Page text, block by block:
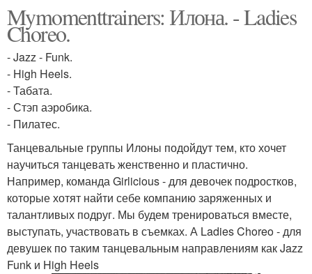
Mymomenttrainers: Илона. - Ladies
Choreo.
- Jazz - Funk.
- High Heels.
- Табата.
- Стэп аэробика.
- Пилатес.
Танцевальные группы Илоны подойдут тем, кто хочет
научиться танцевать женственно и пластично.
Например, команда Girlicious - для девочек подростков,
которые хотят найти себе компанию заряженных и
талантливых подруг. Мы будем тренироваться вместе,
выступать, участвовать в съемках. А Ladies Choreo - для
девушек по таким танцевальным направлениям как Jazz
Funk и High Heels